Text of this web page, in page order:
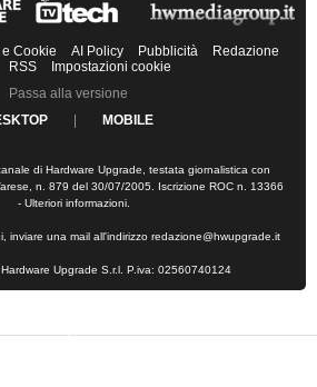
e Cookie AI Policy Pubblicità
Redazione
RSS
Impostazioni cookie
Passa alla versione
MOBILE
di Hardware Upgrade, testata giornalistica con
n. 879 del 30/07/2005. Iscrizione ROC n. 13366
- Ulteriori informazioni.
inviare una mail all'indirizzo redazione@hwupgrade.it
Upgrade S.r.l. P.iva: 02560740124